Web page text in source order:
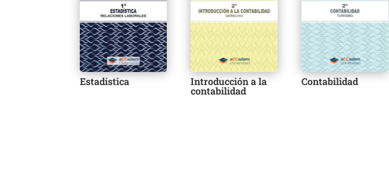
Estadística Introducción a la
contabilidad
Contabilidad